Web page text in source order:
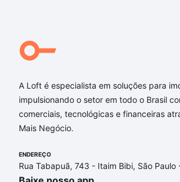
Qual o preço de Imóveis à venda em
portinho - Centro, Novo Hamburgo,
Aqui na Loft temos a oferta ideal
Imóveis à venda em rua gomes
Novo Hamburgo, RS que custam a
com nossas opções de
ainda tem alguma dúvida dos custos
processo de compra, veja em nosso
A Loft é especialista em soluções para
impulsionando o setor em todo o Brasil
comerciais, tecnológicas e financeiras
Mais Negócio.
ENDEREÇO
Rua Tabapuã, 743 - Itaim Bibi, São